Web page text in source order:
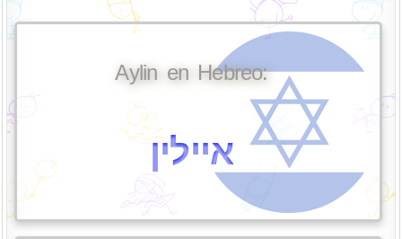
Aylin en Hebreo:
איילין